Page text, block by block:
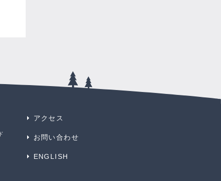
アクセス
お問い合わせ
ENGLISH